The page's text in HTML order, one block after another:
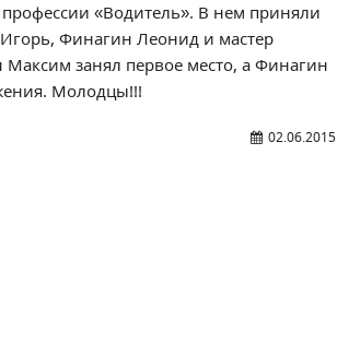
профессии «Водитель». В нем приняли
Финагин Леонид и мастер
занял первое место, а Финагин
Молодцы!!!
02.06.2015